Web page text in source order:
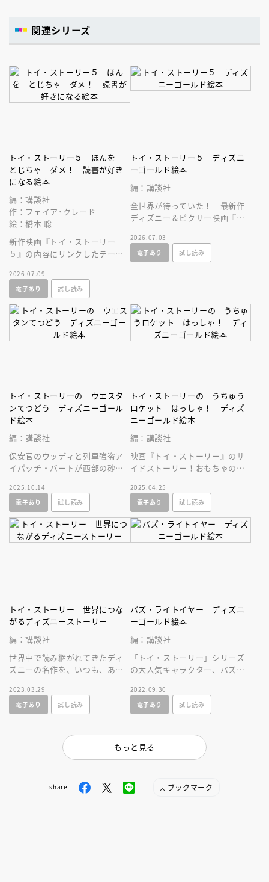
関連シリーズ
トイ・ストーリー５ ほんを
とじちゃ ダメ！ 読書が好き
になる絵本
編：講談社
作：フェイア･クレード
絵：橋本 聡
新作映画『トイ・ストーリー
５』の内容にリンクしたテー
体感できる、親子で手に取って
ほしい絵本です。
2026.07.09
電子あり
試し読み
トイ・ストーリー５ ディズニ
ーゴールド絵本
編：講談社
全世界が待っていた！ 最新作
ディズニー＆ピクサー映画『ト
せにぴったりのゴールド絵本に
なって登場！
2026.07.03
電子あり
試し読み
トイ・ストーリーの ウエスタ
ンてつどう ディズニーゴール
ド絵本
編：講談社
保安官のウッディと列車強盗ア
イパッチ・バートが西部の砂漠
チョップが加勢して、ウッディ
は大ピンチ！
2025.10.14
電子あり
試し読み
トイ・ストーリーの うちゅう
ロケット はっしゃ！ ディズ
ニーゴールド絵本
編：講談社
映画『トイ・ストーリー』のサ
イドストーリー！おもちゃのロ
るたウッディたち。チャンピオ
ンはだれ！？
2025.04.25
電子あり
試し読み
トイ・ストーリー 世界につな
がるディズニーストーリー
編：講談社
世界中で読み継がれてきたディ
ズニーの名作を、いつも、あな
ディズニー絵本シリーズ！
2023.03.29
電子あり
試し読み
バズ・ライトイヤー ディズニ
ーゴールド絵本
編：講談社
「トイ・ストーリー」シリーズ
の大人気キャラクター、バズ・
る話題のディズニー作品を絵本
で楽しもう！
2022.09.30
電子あり
試し読み
もっと見る
share ブックマーク